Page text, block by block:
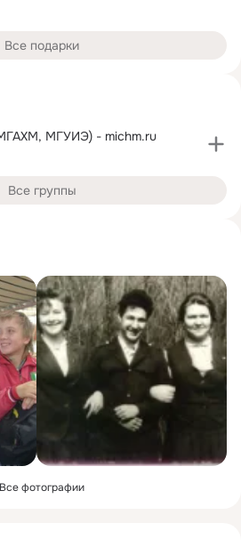
Все фотографии
Все подарки
МГУИЭ) - michm.ru
Все группы